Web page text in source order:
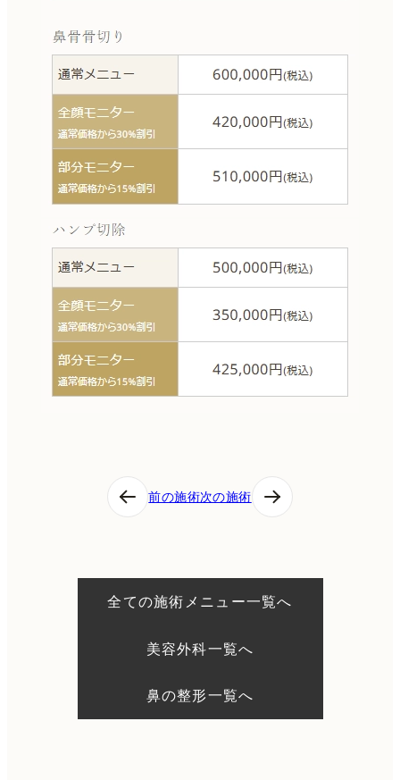
前の施術次の施術
全ての施術メニュー一覧へ
美容外科一覧へ
鼻の整形一覧へ